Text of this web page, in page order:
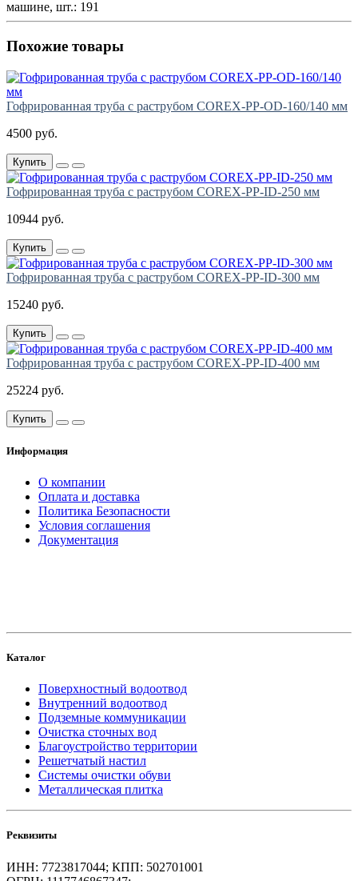
машине, шт.: 191
Похожие товары
Гофрированная труба с раструбом COREX-PP-OD-160/140 мм
4500 руб.
Купить
Гофрированная труба с раструбом COREX-PP-ID-250 мм
10944 руб.
Купить
Гофрированная труба с раструбом COREX-PP-ID-300 мм
15240 руб.
Купить
Гофрированная труба с раструбом COREX-PP-ID-400 мм
25224 руб.
Купить
Информация
О компании
Оплата и доставка
Политика Безопасности
Условия соглашения
Документация
Каталог
Поверхностный водоотвод
Внутренний водоотвод
Подземные коммуникации
Очистка сточных вод
Благоустройство территории
Решетчатый настил
Системы очистки обуви
Металлическая плитка
Реквизиты
ИНН: 7723817044; КПП: 502701001